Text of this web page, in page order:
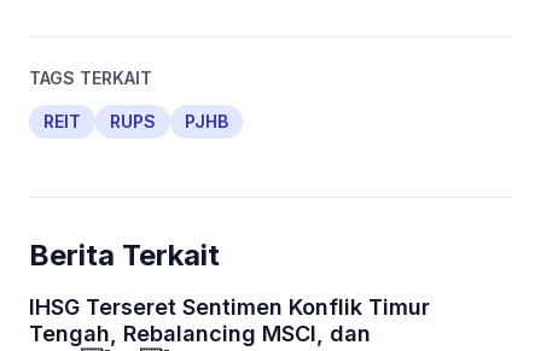
TAGS TERKAIT
REIT RUPS PJHB
Berita Terkait
IHSG Terseret Sentimen Konflik Timur
Tengah, Rebalancing MSCI, dan